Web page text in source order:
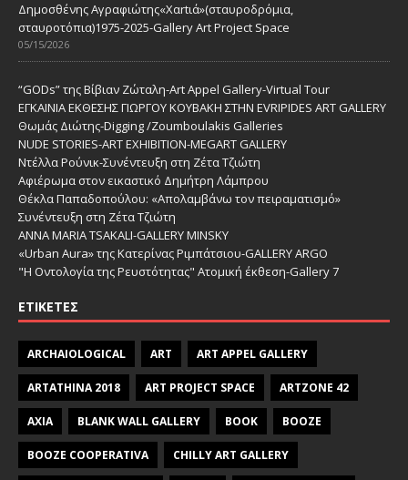
Δημοσθένης Αγραφιώτης«Xαrtιά»(σταυροδρόμια,
σταυροτόπια)1975-2025-Gallery Art Project Space
05/15/2026
“GODs” της Βίβιαν Ζώταλη-Art Appel Gallery-Virtual Tour
ΕΓΚΑΙΝΙΑ ΕΚΘΕΣΗΣ ΓΙΩΡΓΟΥ ΚΟΥΒΑΚΗ ΣΤΗΝ EVRIPIDES ART GALLERY
Θωμάς Διώτης-Digging /Zoumboulakis Galleries
NUDE STORIES-ΑRT EXHIBITION-MEGART GALLERY
Ντέλλα Ρούνικ-Συνέντευξη στη Ζέτα Τζιώτη
Αφιέρωμα στον εικαστικό Δημήτρη Λάμπρου
Θέκλα Παπαδοπούλου: «Απολαμβάνω τον πειραματισμό»
Συνέντευξη στη Ζέτα Τζιώτη
ANNA MARIA TSAKALI-GALLERY MINSKY
«Urban Aura» της Κατερίνας Ριμπάτσιου-GALLERY ARGO
"Η Οντολογία της Ρευστότητας" Ατομική έκθεση-Gallery 7
ΕΤΙΚΈΤΕΣ
ARCHAIOLOGICAL ART ART APPEL GALLERY
ARTATHINA 2018 ART PROJECT SPACE ARTZONE 42
AXIA BLANK WALL GALLERY BOOK BOOZE
BOOZE COOPERATIVA CHILLY ART GALLERY